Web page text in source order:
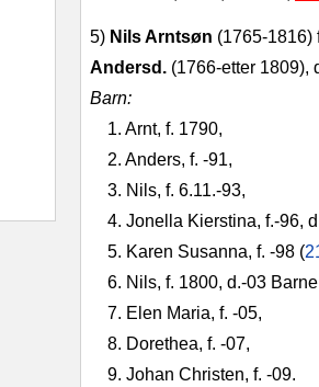
5) Nils Arntsøn
Andersd. (1766‑etter 1809),
Barn:
1. Arnt, f. 1790,
2. Anders, f. ‑91,
3. Nils, f. 6.11.‑93,
4. Jonella Kierstina, f.‑96,
5. Karen Susanna, f. ‑98 (
6. Nils, f. 1800, d.‑03
7. Elen Maria, f. ‑05,
8. Dorethea, f. ‑07,
9. Johan Christen, f. ‑09.